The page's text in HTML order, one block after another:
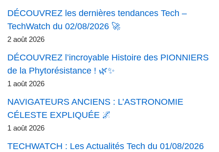
DÉCOUVREZ les dernières tendances Tech –
TechWatch du 02/08/2026 🚀
2 août 2026
DÉCOUVREZ l’incroyable Histoire des PIONNIERS
de la Phytorésistance ! 🌿✨
1 août 2026
NAVIGATEURS ANCIENS : L’ASTRONOMIE
CÉLESTE EXPLIQUÉE 🌌
1 août 2026
TECHWATCH : Les Actualités Tech du 01/08/2026